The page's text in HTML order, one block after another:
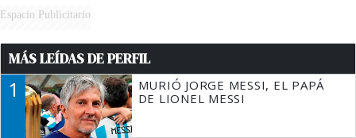
Espacio Publicitario
MÁS LEÍDAS DE PERFIL
1
MURIÓ JORGE MESSI, EL PAPÁ
DE LIONEL MESSI